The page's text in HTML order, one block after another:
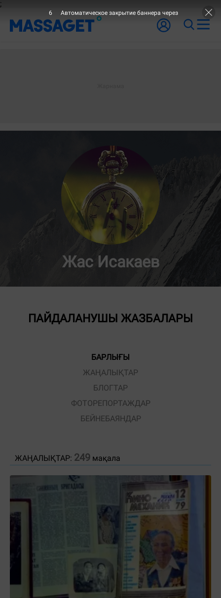
;
Жас Исакаев
ПАЙДАЛАНУШЫ ЖАЗБАЛАРЫ
БАРЛЫҒЫ
ЖАҢАЛЫҚТАР
БЛОГТАР
ФОТОРЕПОРТАЖДАР
БЕЙНЕБАЯНДАР
ЖАҢАЛЫҚТАР: 249 мақала
5 Автоматическое закрытие баннера через